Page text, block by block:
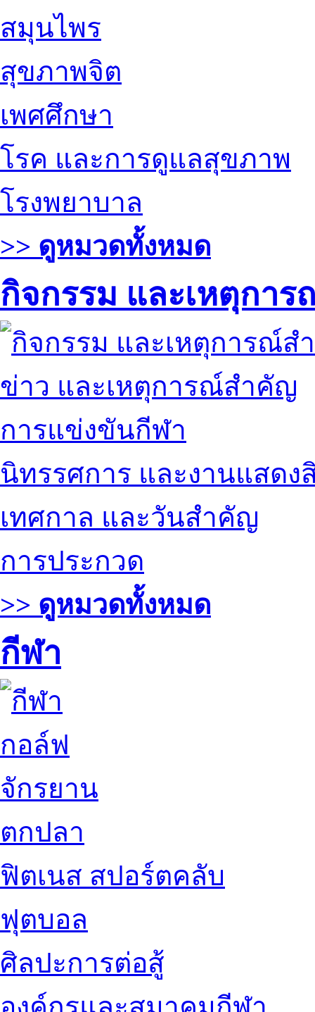
สมุนไพร
สุขภาพจิต
เพศศึกษา
โรค และการดูแลสุขภาพ
โรงพยาบาล
>> ดูหมวดทั้งหมด
กิจกรรม และเหตุกา
ข่าว และเหตุการณ์สำคัญ
การแข่งขันกีฬา
นิทรรศการ และงานแสดง
เทศกาล และวันสำคัญ
การประกวด
>> ดูหมวดทั้งหมด
กีฬา
กอล์ฟ
จักรยาน
ตกปลา
ฟิตเนส สปอร์ตคลับ
ฟุตบอล
ศิลปะการต่อสู้